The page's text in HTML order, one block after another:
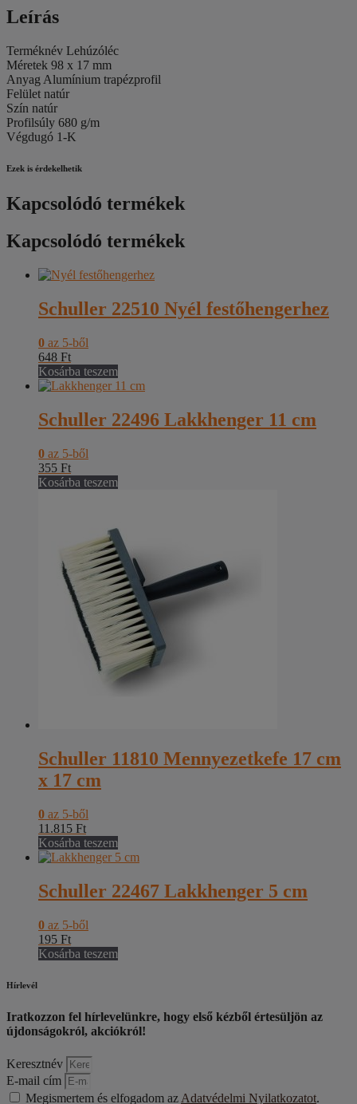
Leírás
Terméknév Lehúzóléc
Méretek 98 x 17 mm
Anyag Alumínium trapézprofil
Felület natúr
Szín natúr
Profilsúly 680 g/m
Végdugó 1-K
Ezek is érdekelhetik
Kapcsolódó termékek
Kapcsolódó termékek
Schuller 22510 Nyél festőhengerhez
0 az 5-ből
648 Ft
Kosárba teszem
Schuller 22496 Lakkhenger 11 cm
0 az 5-ből
355 Ft
Kosárba teszem
Schuller 11810 Mennyezetkefe 17 cm
x 17 cm
0 az 5-ből
11.815 Ft
Kosárba teszem
Schuller 22467 Lakkhenger 5 cm
0 az 5-ből
195 Ft
Kosárba teszem
Hírlevél
Iratkozzon fel hírlevelünkre, hogy első kézből értesüljön az
újdonságokról, akciókról!
Keresztnév
E-mail cím
Megismertem és elfogadom az Adatvédelmi Nyilatkozatot.